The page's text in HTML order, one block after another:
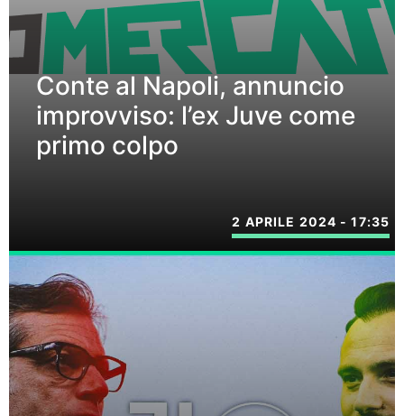
Conte al Napoli, annuncio
improvviso: l’ex Juve come
primo colpo
2 APRILE 2024 - 17:35